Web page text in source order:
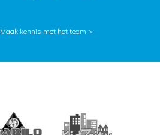
Maak kennis met het team >